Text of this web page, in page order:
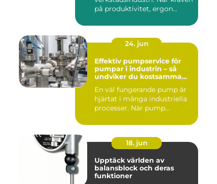
på produktivitet, ergon...
24. jun
Effektiv pumpservice för
pumpar i industrin – så
undviker du kostsamma
En väl fungerande pump är
hjärtat i många industriella
processer. När pump...
18. jun
Upptäck världen av
balansblock och deras
funktioner